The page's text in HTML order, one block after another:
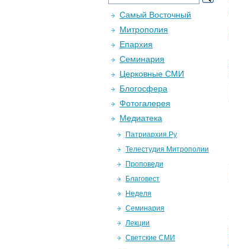
Самый Восточный
Митрополия
Епархия
Семинария
Церковные СМИ
Блогосфера
Фотогалерея
Медиатека
Патриархия.Ру
Телестудия Митрополии
Проповеди
Благовест
Неделя
Семинария
Лекции
Светские СМИ